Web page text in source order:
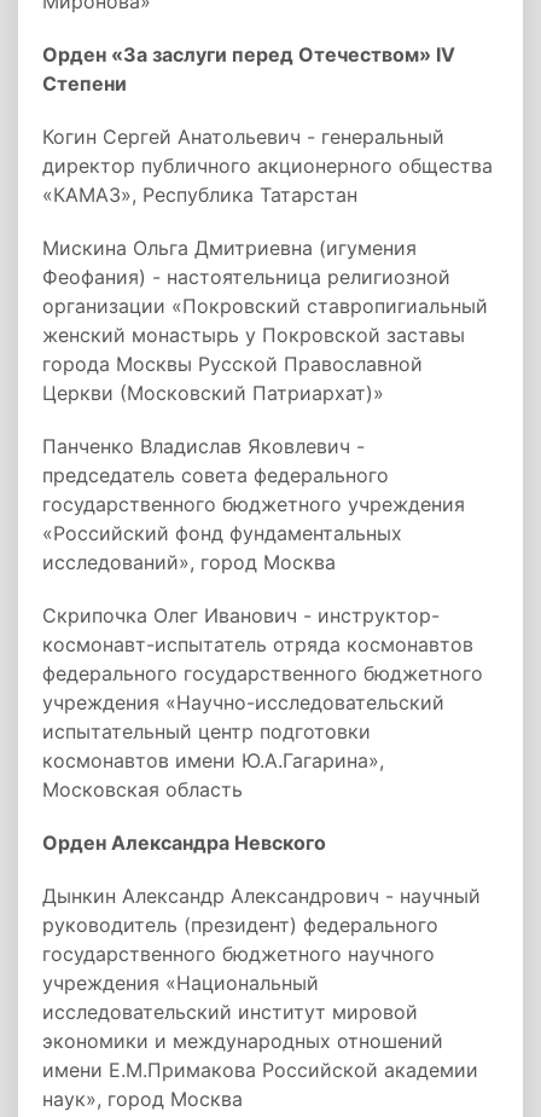
Орден «За заслуги перед Отечеством» IV
Степени
Когин Сергей Анатольевич - генеральный
директор публичного акционерного общества
«КАМАЗ», Республика Татарстан
Мискина Ольга Дмитриевна (игумения
Феофания) - настоятельница религиозной
организации «Покровский ставропигиальный
женский монастырь у Покровской заставы
города Москвы Русской Православной
Церкви (Московский Патриархат)»
Панченко Владислав Яковлевич -
председатель совета федерального
государственного бюджетного учреждения
«Российский фонд фундаментальных
исследований», город Москва
Скрипочка Олег Иванович - инструктор-
космонавт-испытатель отряда космонавтов
федерального государственного бюджетного
учреждения «Научно-исследовательский
испытательный центр подготовки
космонавтов имени Ю.А.Гагарина»,
Московская область
Орден Александра Невского
Дынкин Александр Александрович - научный
руководитель (президент) федерального
государственного бюджетного научного
учреждения «Национальный
исследовательский институт мировой
экономики и международных отношений
имени Е.М.Примакова Российской академии
наук», город Москва